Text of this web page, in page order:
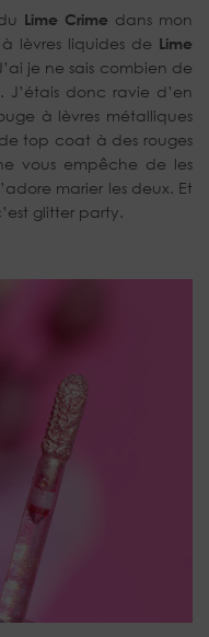
Lime Crime dans mon
lèvres liquides de Lime
je ne sais combien de
. J’étais donc ravie d’en
à lèvres métalliques
top coat à des rouges
vous empêche de les
marier les deux. Et
glitter party.